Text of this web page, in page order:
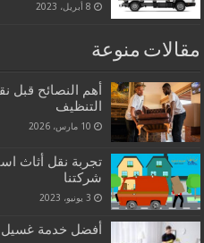
8 أبريل، 2023
مقالات منوعة
أهم النصائح قبل
التنظيف
10 مارس، 2026
تجربة نقل أثاث
شركتنا
3 يونيو، 2023
أفضل خدمة غسيل